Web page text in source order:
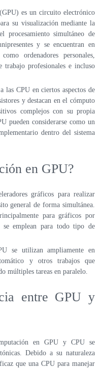
UNIDOS
es un circuito electrónico
su visualización mediante la
procesamiento simultáneo de
y se encuentran en
ordenadores personales,
trabajo profesionales e incluso
las CPU en ciertos aspectos de
y destacan en el cómputo
complejos con su propia
pueden considerarse como un
dentro del sistema
en GPU?
gráficos para realizar
general de forma simultánea.
para gráficos por
se emplean para todo tipo de
se utilizan ampliamente en
y otros trabajos que
múltiples tareas en paralelo.
entre GPU y
en GPU y CPU se
Debido a su naturaleza
que una CPU para manejar